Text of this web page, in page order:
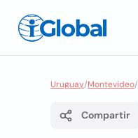
Uruguay/Montevideo/
Compartir